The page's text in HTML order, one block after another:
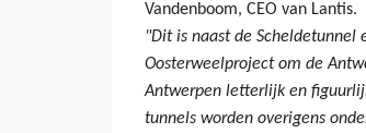
Vandenboom, CEO van Lantis.
"Dit is naast de
Oosterweelproject om de
Antwerpen letterlijk en
tunnels worden overigens